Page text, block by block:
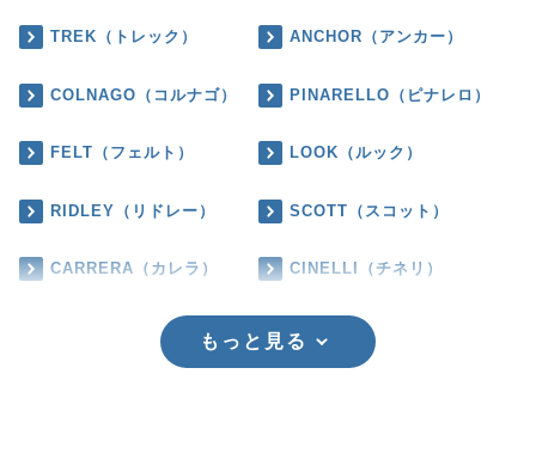
TREK（トレック） ANCHOR（アンカー）
COLNAGO（コルナゴ） PINARELLO（ピナレロ）
FELT（フェルト） LOOK（ルック）
RIDLEY（リドレー） SCOTT（スコット）
CARRERA（カレラ） CINELLI（チネリ）
もっと見る